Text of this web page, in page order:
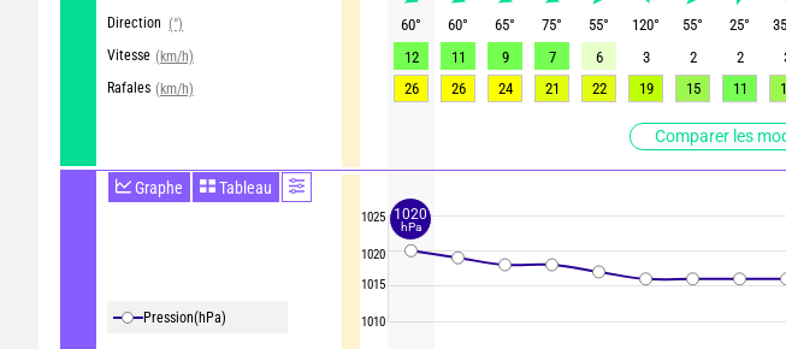
Direction (°)
Vitesse (km/h)
Rafales (km/h)
Comparer les
Graphe Tableau
Pression(hPa)
1025
1020
1015
1010
60° 60° 65° 75° 55° 120° 55° 25°
12
11 9 7 6 3 2 2
26
26 24 21 22 19 15 11
1020
hPa